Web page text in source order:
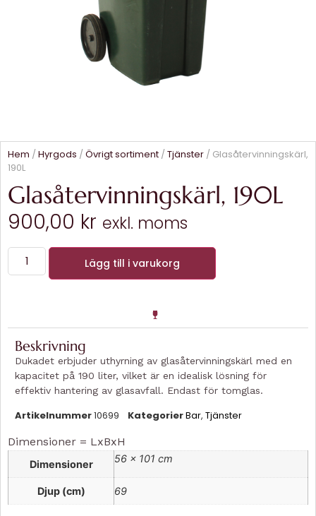
Hem /Hyrgods /Övrigt sortiment /Tjänster / Glasåtervinningskärl,
190L
Glasåtervinningskärl, 190L
900,00 kr exkl. moms
Lägg till i varukorg
Beskrivning
Dukadet erbjuder uthyrning av glasåtervinningskärl med en
kapacitet på 190 liter, vilket är en idealisk lösning för
effektiv hantering av glasavfall. Endast för tomglas.
Artikelnummer10699 KategorierBar, Tjänster
Dimensioner = LxBxH
Dimensioner 56 × 101 cm
Djup (cm) 69